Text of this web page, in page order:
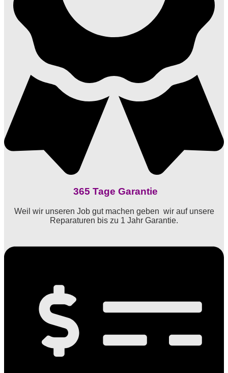
365 Tage Garantie
Weil wir unseren Job gut machen geben wir auf unsere
Reparaturen bis zu 1 Jahr Garantie.